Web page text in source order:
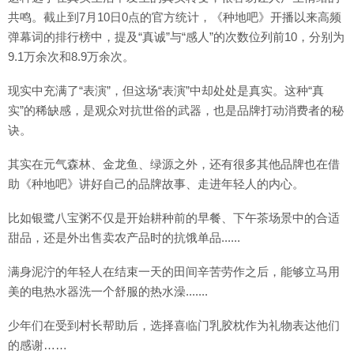
共鸣。截止到7月10日0点的官方统计，《种地吧》开播以来高频
弹幕词的排行榜中，提及“真诚”与“感人”的次数位列前10，分别为
9.1万余次和8.9万余次。
现实中充满了“表演”，但这场“表演”中却处处是真实。这种“真
实”的稀缺感，是观众对抗世俗的武器，也是品牌打动消费者的秘
诀。
其实在元气森林、金龙鱼、绿源之外，还有很多其他品牌也在借
助《种地吧》讲好自己的品牌故事、走进年轻人的内心。
比如银鹭八宝粥不仅是开始耕种前的早餐、下午茶场景中的合适
甜品，还是外出售卖农产品时的抗饿单品......
满身泥泞的年轻人在结束一天的田间辛苦劳作之后，能够立马用
美的电热水器洗一个舒服的热水澡.......
少年们在受到村长帮助后，选择喜临门乳胶枕作为礼物表达他们
的感谢……